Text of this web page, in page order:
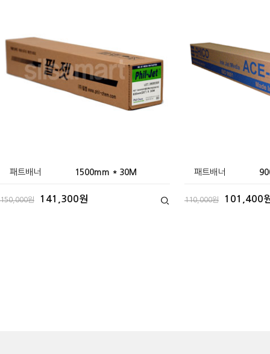
패트배너 1500mm * 30M
150,000원 141,300원
패트배너
110,000원 101,400